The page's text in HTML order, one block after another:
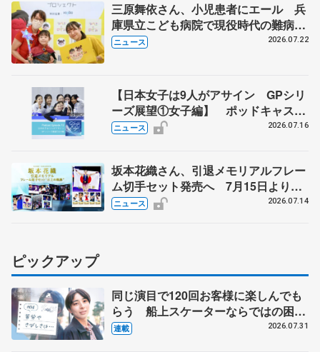
三原舞依さん、小児患者にエール 兵
庫県立こども病院で現役時代の難病語
る
ニュース 2026.07.22
【日本女子は9人がアサイン GPシリ
ーズ展望①女子編】 ポッドキャスト
#72を配信
ニュース 2026.07.16
坂本花織さん、引退メモリアルフレー
ム切手セット発売へ 7月15日より申
込受付開始
ニュース 2026.07.14
ピックアップ
同じ演目で120回お客様に楽しんでも
らう 船上スケーターならではの困難
とは 影響あったPIW前キャプテン松
連載 2026.07.31